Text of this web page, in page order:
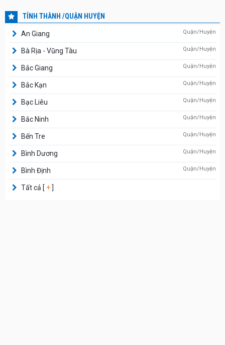
TỈNH THÀNH /QUẬN HUYỆN
An Giang Quận/Huyện
Bà Rịa - Vũng Tàu Quận/Huyện
Bắc Giang Quận/Huyện
Bắc Kạn Quận/Huyện
Bạc Liêu Quận/Huyện
Bắc Ninh Quận/Huyện
Bến Tre Quận/Huyện
Bình Dương Quận/Huyện
Bình Định Quận/Huyện
Tất cả [ + ]